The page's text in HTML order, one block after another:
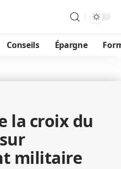
Conseils Épargne
la croix du
militaire